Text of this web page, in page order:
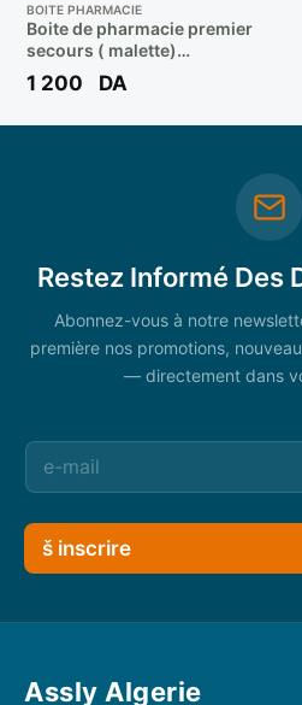
BOITE PHARMACIE
Boite de pharmacie premier
secours ( malette)
complete **
1 200 DA
Restez Informé Des
Abonnez-vous à notre
première nos promotions,
— directement dans
š inscrire
Assly Algerie